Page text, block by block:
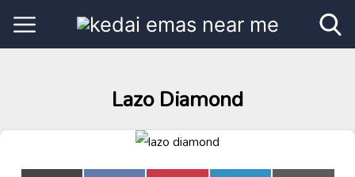
Lazo Diamond